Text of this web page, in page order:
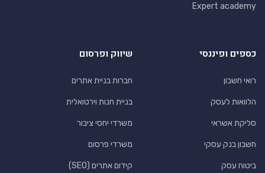
Expert academy
כספים ופיננסי
רואי חשבון
הלוואות לעסק
סליקת אשראי
חשבון בנק עסקי
ביטוח עסק
שיווק ופרסום
חברות בניית אתרים
בניית חנות וירטואלית
משרדי יחסי ציבור
משרדי פרסום
קידום אתרים (SEO)